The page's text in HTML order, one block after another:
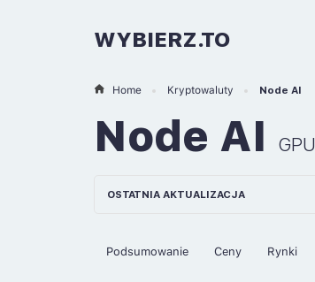
WYBIERZ.TO
Home Kryptowaluty Node AI
Node AI GPU
OSTATNIA AKTUALIZACJA
Podsumowanie Ceny Rynki